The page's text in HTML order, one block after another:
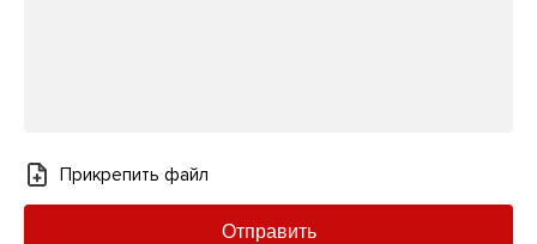
Прикрепить файл
Отправить